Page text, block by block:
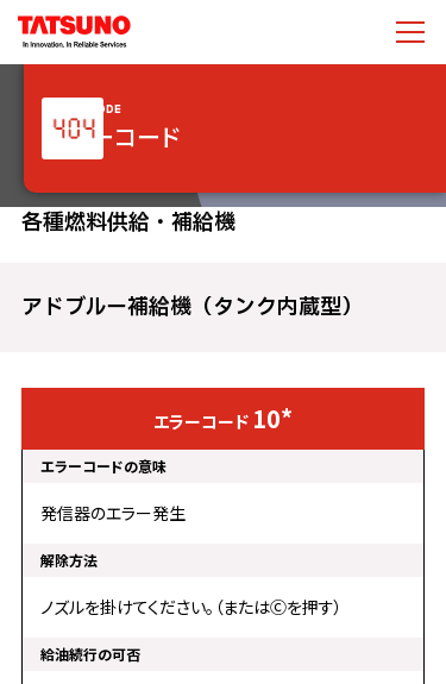
ERROR CODE
エラーコード
各種燃料供給・補給機
アドブルー補給機（タンク内蔵型）
10*
発信器のエラー発生
ノズルを掛けてください。（またはⒸを押す）